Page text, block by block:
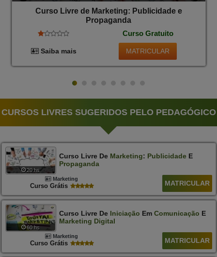
Curso Livre de Marketing: Publicidade e
Propaganda
Curso Gratuito
Saiba mais MATRICULAR
CURSOS LIVRES SUGERIDOS PELO PEDAGÓGICO
20 hs
Curso Livre De Marketing: PublicidadeE
Propaganda
Marketing
Curso Grátis MATRICULAR
60 hs
Curso Livre De Iniciação Em Comunicação E
Marketing Digital
Marketing
Curso Grátis MATRICULAR